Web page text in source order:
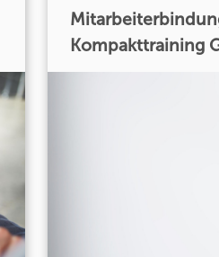
Kompakttraining